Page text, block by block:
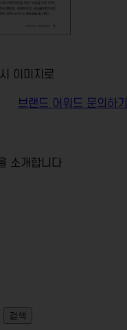
이미지로
브랜드 어워드 문의하기
소개합니다
검색